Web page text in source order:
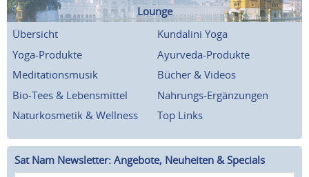
Lounge
Übersicht
Kundalini Yoga
Yoga-Produkte
Ayurveda-Produkte
Meditationsmusik
Bücher & Videos
Bio-Tees & Lebensmittel
Nahrungs-Ergänzungen
Naturkosmetik & Wellness
Top Links
Sat Nam Newsletter: Angebote, Neuheiten & Specials